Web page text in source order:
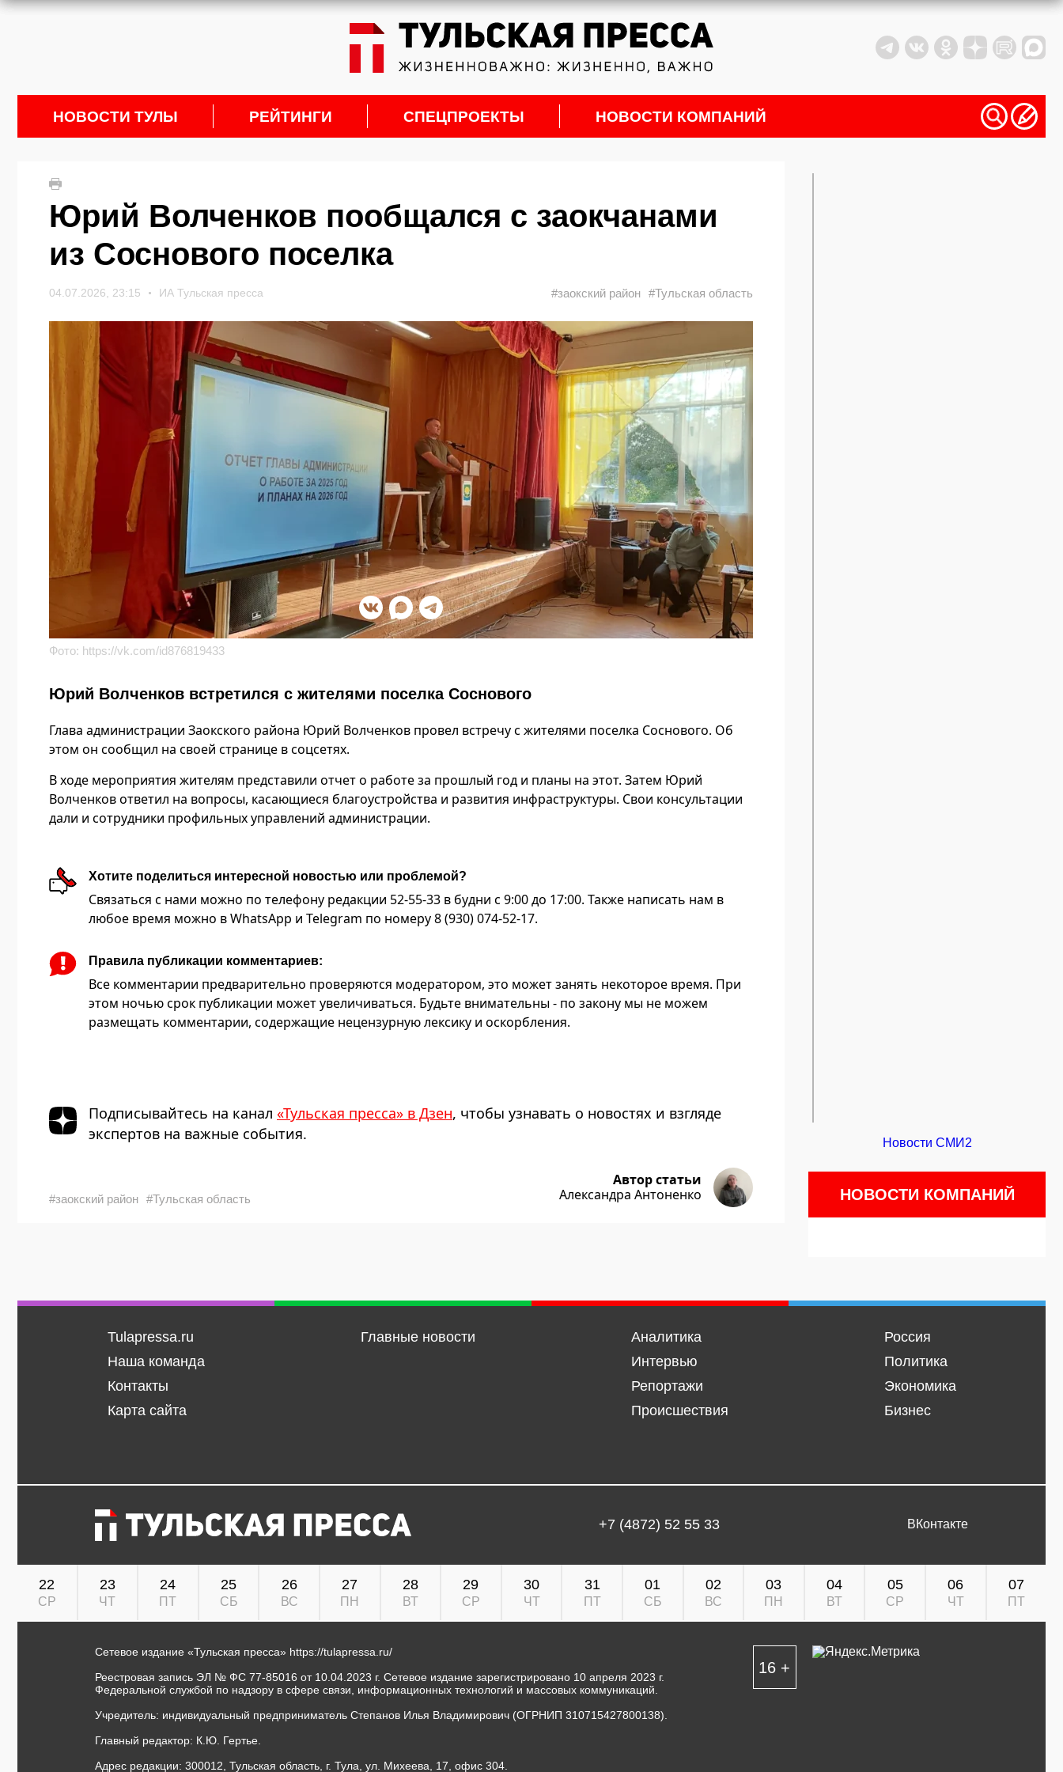
НОВОСТИ ТУЛЫ РЕЙТИНГИ СПЕЦПРОЕКТЫ НОВОСТИ КОМПАНИЙ
Юрий Волченков пообщался с заокчанами
из Соснового поселка
04.07.2026, 23:15 ИА Тульская пресса #заокский район #Тульская область
Фото: https://vk.com/id876819433
Юрий Волченков встретился с жителями поселка Соснового
Глава администрации Заокского района Юрий Волченков провел встречу с жителями поселка Соснового. Об
этом он сообщил на своей странице в соцсетях.
В ходе мероприятия жителям представили отчет о работе за прошлый год и планы на этот. Затем Юрий
Волченков ответил на вопросы, касающиеся благоустройства и развития инфраструктуры. Свои консультации
дали и сотрудники профильных управлений администрации.
Хотите поделиться интересной новостью или проблемой?
Связаться с нами можно по телефону редакции 52-55-33 в будни с 9:00 до 17:00. Также написать нам в
любое время можно в WhatsApp и Telegram по номеру 8 (930) 074-52-17.
Правила публикации комментариев:
Все комментарии предварительно проверяются модератором, это может занять некоторое время. При
этом ночью срок публикации может увеличиваться. Будьте внимательны - по закону мы не можем
размещать комментарии, содержащие нецензурную лексику и оскорбления.
Подписывайтесь на канал «Тульская пресса» в Дзен, чтобы узнавать о новостях и взгляде
экспертов на важные события.
#заокский район #Тульская область
Автор статьи
Александра Антоненко
Новости СМИ2
НОВОСТИ КОМПАНИЙ
Tulapressa.ru
Наша команда
Контакты
Карта сайта
Главные новости
Аналитика
Интервью
Репортажи
Происшествия
Россия
Политика
Экономика
Бизнес
+7 (4872) 52 55 33 ВКонтакте
22
СР
23
ЧТ
24
ПТ
25
СБ
26
ВС
27
ПН
28
ВТ
29
СР
30
ЧТ
31
ПТ
01
СБ
02
ВС
03
ПН
04
ВТ
05
СР
06
ЧТ
07
ПТ
Сетевое издание «Тульская пресса» https://tulapressa.ru/
Реестровая запись ЭЛ № ФС 77-85016 от 10.04.2023 г. Сетевое издание зарегистрировано 10 апреля 2023 г.
Федеральной службой по надзору в сфере связи, информационных технологий и массовых коммуникаций.
Учредитель: индивидуальный предприниматель Степанов Илья Владимирович (ОГРНИП 310715427800138).
Главный редактор: К.Ю. Гертье.
Адрес редакции: 300012, Тульская область, г. Тула, ул. Михеева, 17, офис 304.
16 +